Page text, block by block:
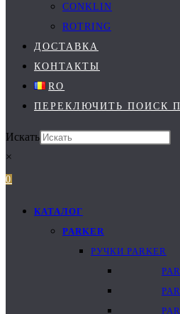
CONKLIN
ROTRING
ДОСТАВКА
КОНТАКТЫ
RO
ПЕРЕКЛЮЧИТЬ ПОИСК
Искать
×
0
КАТАЛОГ
PARKER
РУЧКИ PARKER